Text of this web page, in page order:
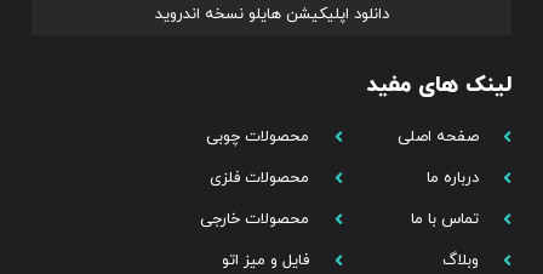
دانلود اپلیکیشن هایلو نسخه اندروید
لینک های مفید
صفحه اصلی
درباره ما
تماس با ما
وبلاگ
محصولات چوبی
محصولات فلزی
محصولات خارجی
فایل و میز اتو